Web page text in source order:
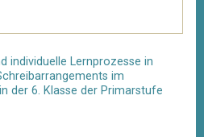
individuelle Lernprozesse in
im
der 6. Klasse der Primarstufe